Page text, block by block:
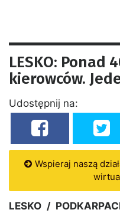
LESKO: Ponad
kierowców.
Udostępnij na:
Wspieraj naszą
LESKO /